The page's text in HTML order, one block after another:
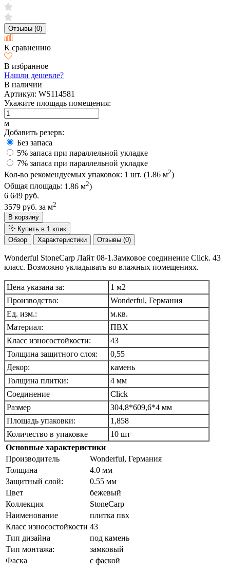
Отзывы (0)
К сравнению
В избранное
Нашли дешевле?
В наличии
Артикул: WS114581
Укажите площадь помещения:
м
Добавить резерв:
Без запаса
5% запаса при параллельной укладке
7% запаса при параллельной укладке
Кол-во рекомендуемых упаковок: 1 шт. (1.86 м2)
Общая площадь: 1.86 м2)
6 649 руб.
3579 руб. за м2
В корзину
Купить в 1 клик
Обзор
Характеристики Отзывы (0)
Wonderful StoneCarp Лайт 08-1.Замковое соединение Click. 43
класс. Возможно укладывать во влажных помещениях.
Цена указана за:
1 м2
Производство:
Wonderful, Германия
Ед. изм.:
м.кв.
Материал:
ПВХ
Класс износостойкости:
43
Толщина защитного слоя:
0,55
Декор:
камень
Толщина плитки:
4 мм
Соединение
Click
Размер
304,8*609,6*4 мм
Площадь упаковки:
1,858
Количество в упаковке
10 шт
Основные характеристики
Производитель
Wonderful, Германия
Толщина
4.0 мм
Защитный слой:
0.55 мм
Цвет
бежевый
Коллекция
StoneCarp
Наименование
плитка пвх
Класс износостойкости 43
Тип дизайна
под камень
Тип монтажа:
замковый
Фаска
с фаской